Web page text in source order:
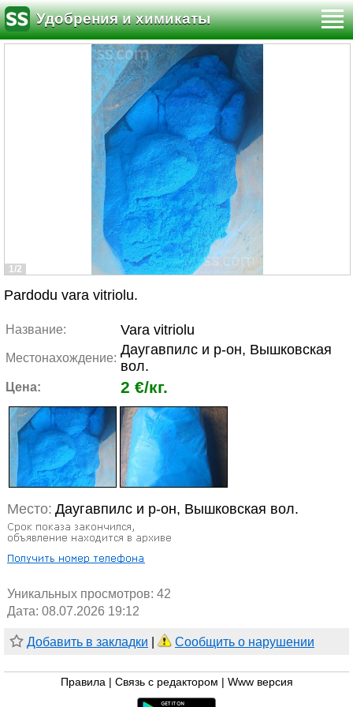
Удобрения и химикаты
1/2
Pardodu vara vitriolu.
Название: Vara vitriolu
Местонахождение:
Даугавпилс и р-он, Вышковская
вол.
Цена: 2 €/кг.
Место: Даугавпилс и р-он, Вышковская вол.
Уникальных просмотров: 42
Дата: 08.07.2026 19:12
Добавить в закладки Сообщить о нарушении
Правила Связь с редактором Www версия